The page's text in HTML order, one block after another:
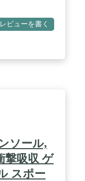
レビューを書く
ソール,
撃吸収 ゲ
スポー